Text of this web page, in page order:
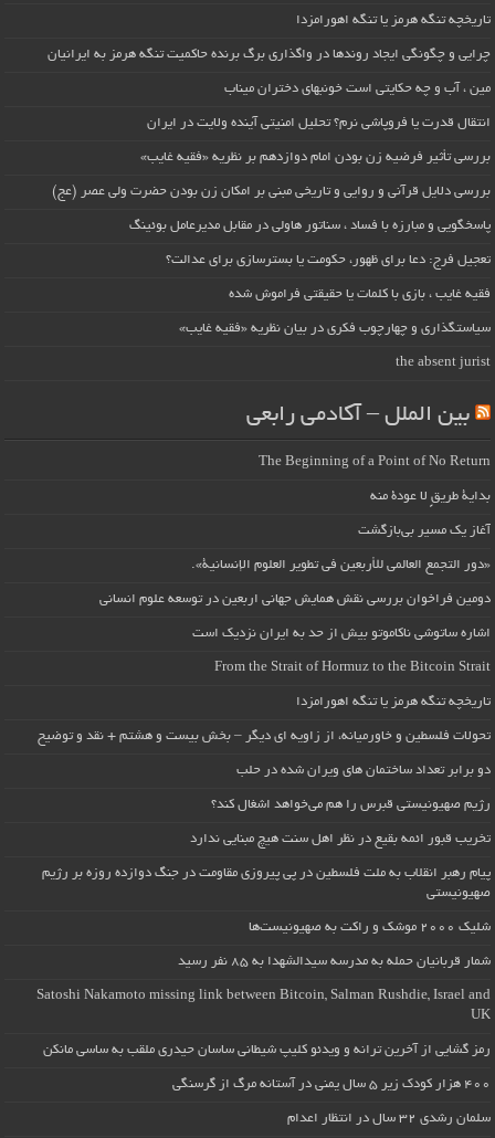
تاریخچه تنگه هرمز یا تنگه اهورامزدا
چرایی و چگونگی ایجاد روندها در واگذاری برگ برنده حاکمیت تنگه هرمز به ایرانیان
مین ، آب و چه حکایتی است خونبهای دختران میناب
انتقال قدرت یا فروپاشی نرم؟ تحلیل امنیتی آینده ولایت در ایران
بررسی تأثیر فرضیه زن بودن امام دوازدهم بر نظریه «فقیه غایب»
بررسی دلایل قرآنی و روایی و تاریخی مبنی بر امکان زن بودن حضرت ولی عصر (عج)
پاسخگویی و مبارزه با فساد ، سناتور هاولی در مقابل مدیرعامل بوئینگ
تعجیل فرج: دعا برای ظهور، حکومت یا بسترسازی برای عدالت؟
فقیه غایب ، بازی با کلمات یا حقیقتی فراموش شده
سیاستگذاری و چهارچوب فکری در بیان نظریه «فقیه غایب»
the absent jurist
بین الملل – آکادمی رابعی
The Beginning of a Point of No Return
بداية طريقٍ لا عودة منه
آغاز یک مسیر بی‌بازگشت
«دور التجمع العالمي للأربعين في تطوير العلوم الإنسانية».
دومین فراخوان بررسی نقش همایش جهانی اربعین در توسعه علوم انسانی
اشاره ساتوشی ناکاموتو بیش از حد به ایران نزدیک است
From the Strait of Hormuz to the Bitcoin Strait
تاریخچه تنگه هرمز یا تنگه اهورامزدا
تحولات فلسطین و خاورمیانه، از زاویه ای دیگر – بخش بیست و هشتم + نقد و توضیح
دو برابر تعداد ساختمان های ویران شده در حلب
رژیم صهیونیستی قبرس را هم می‌خواهد اشغال کند؟
تخریب قبور ائمه بقیع در نظر اهل سنت هیچ مبنایی ندارد
پیام رهبر انقلاب به ملت فلسطین در پی پیروزی مقاومت در جنگ دوازده روزه بر رژیم
صهیونیستی
شلیک ۲۰۰۰ موشک و راکت به صهیونیست‌ها
شمار قربانیان حمله به مدرسه سیدالشهدا به ۸۵ نفر رسید
Satoshi Nakamoto missing link between Bitcoin, Salman Rushdie, Israel and
UK
رمز گشایی از آخرین ترانه و ویدئو کلیپ شیطانی ساسان حیدری ملقب به ساسی مانکن
۴۰۰ هزار کودک زیر ۵ سال یمنی در آستانه مرگ از گرسنگی
سلمان رشدی ۳۲ سال در انتظار اعدام